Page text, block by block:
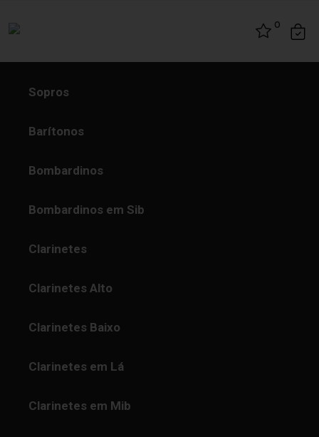
0
Sopros
Barítonos
Bombardinos
Bombardinos em Sib
Clarinetes
Clarinetes Alto
Clarinetes Baixo
Clarinetes em Lá
Clarinetes em Mib